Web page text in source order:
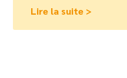
Lire la suite >